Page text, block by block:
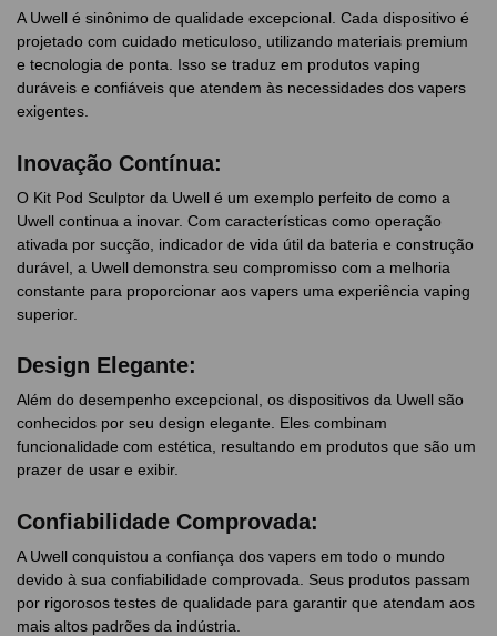
A Uwell é sinônimo de qualidade excepcional. Cada dispositivo é
projetado com cuidado meticuloso, utilizando materiais premium
e tecnologia de ponta. Isso se traduz em produtos vaping
duráveis e confiáveis que atendem às necessidades dos vapers
exigentes.
Inovação Contínua:
O Kit Pod Sculptor da Uwell é um exemplo perfeito de como a
Uwell continua a inovar. Com características como operação
ativada por sucção, indicador de vida útil da bateria e construção
durável, a Uwell demonstra seu compromisso com a melhoria
constante para proporcionar aos vapers uma experiência vaping
superior.
Design Elegante:
Além do desempenho excepcional, os dispositivos da Uwell são
conhecidos por seu design elegante. Eles combinam
funcionalidade com estética, resultando em produtos que são um
prazer de usar e exibir.
Confiabilidade Comprovada:
A Uwell conquistou a confiança dos vapers em todo o mundo
devido à sua confiabilidade comprovada. Seus produtos passam
por rigorosos testes de qualidade para garantir que atendam aos
mais altos padrões da indústria.